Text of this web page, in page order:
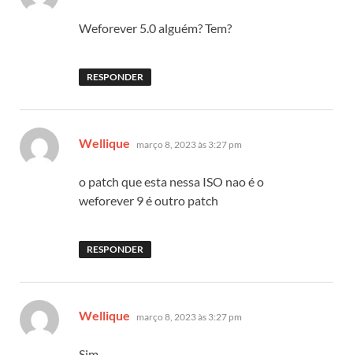
Weforever 5.0 alguém? Tem?
RESPONDER
Wellique março 8, 2023 às 3:27 pm
o patch que esta nessa ISO nao é o
weforever 9 é outro patch
RESPONDER
Wellique março 8, 2023 às 3:27 pm